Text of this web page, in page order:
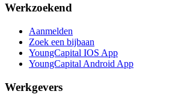
Werkzoekend
Aanmelden
Zoek een bijbaan
YoungCapital IOS App
YoungCapital Android App
Werkgevers